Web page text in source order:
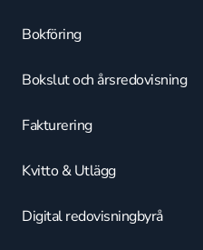
Bokföring
Bokslut och årsredovisning
Fakturering
Kvitto & Utlägg
Digital redovisningbyrå